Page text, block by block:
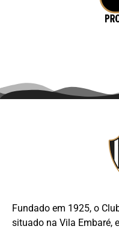
Fundado em 1925, o
situado na Vila Embaré,